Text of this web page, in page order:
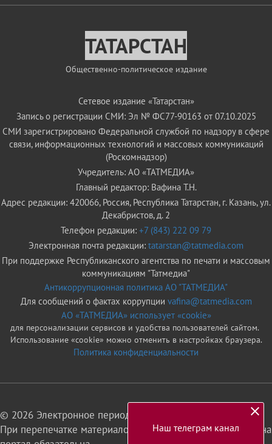
ТАТАРСТАН
Общественно-политическое издание
Сетевое издание «Татарстан»
Запись о регистрации СМИ: Эл № ФС77-90163 от 07.10.2025
СМИ зарегистрировано Федеральной службой по надзору в сфере
связи, информационных технологий и массовых коммуникаций
(Роскомнадзор)
Учредитель: АО «ТАТМЕДИА»
Главный редактор: Вафина Т.Н.
Адрес редакции: 420066, Россия, Республика Татарстан, г. Казань, ул.
Декабристов, д. 2
Телефон редакции: +7 (843) 222 09 79
Электронная почта редакции: tatarstan@tatmedia.com
При поддержке Республиканского агентства по печати и массовым
коммуникациям "Татмедиа"
Антикоррупционная политика АО "ТАТМЕДИА"
Для сообщений о фактах коррупции vafina@tatmedia.com
АО «ТАТМЕДИА» использует «cookie»
для персонализации сервисов и удобства пользователей сайтом.
Использование «cookie» можно отменить в настройках браузера.
Политика конфиденциальности
© 2026 Электронное периодическое издание «Татарстан»
При перепечатке материалов или их фрагментов ссылка на
Наш телеграм канал